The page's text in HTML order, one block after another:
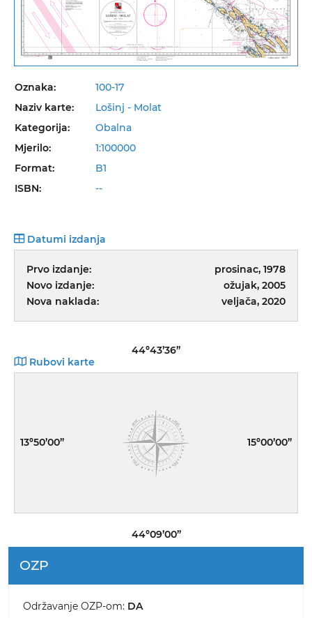
Oznaka:
100-17
Naziv karte:
Lošinj - Molat
Kategorija:
Obalna
Mjerilo:
1:100000
Format:
B1
ISBN:
--
Datumi izdanja
Prvo izdanje:
prosinac, 1978
Novo izdanje:
ožujak, 2005
Nova naklada:
veljača, 2020
Rubovi karte
44º43’36”
15º00’00”
44º09’00”
13º50’00”
OZP
Održavanje OZP-om: DA